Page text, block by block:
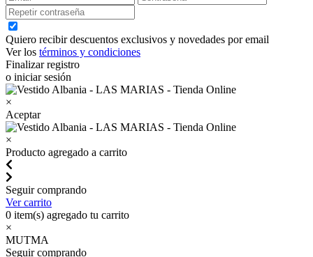
Quiero recibir descuentos exclusivos y novedades por email
Ver los términos y condiciones
Finalizar registro
o iniciar sesión
×
Aceptar
×
Producto agregado a carrito
Seguir comprando
Ver carrito
0 item(s) agregado tu carrito
×
MUTMA
Seguir comprando